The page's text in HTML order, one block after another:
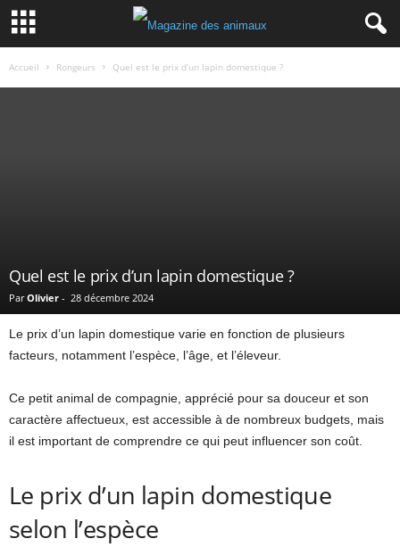
Accueil Rongeurs Quel est le prix d’un lapin domestique ?
Quel est le prix d’un lapin domestique ?
Par Olivier - 28 décembre 2024
Le prix d’un lapin domestique varie en fonction de plusieurs
facteurs, notamment l’espèce, l’âge, et l’éleveur.
Ce petit animal de compagnie, apprécié pour sa douceur et son
caractère affectueux, est accessible à de nombreux budgets, mais
il est important de comprendre ce qui peut influencer son coût.
Le prix d’un lapin domestique
selon l’espèce